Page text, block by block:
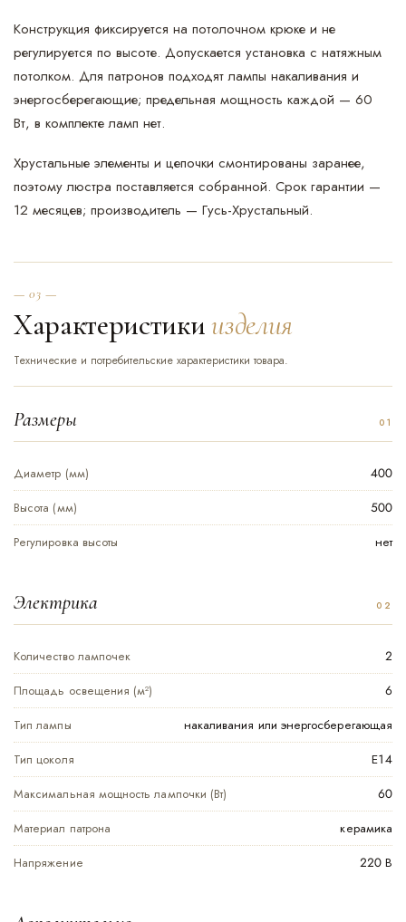
Конструкция фиксируется на потолочном крюке и не
регулируется по высоте. Допускается установка с натяжным
потолком. Для патронов подходят лампы накаливания и
энергосберегающие; предельная мощность каждой — 60
Вт, в комплекте ламп нет.
Хрустальные элементы и цепочки смонтированы заранее,
поэтому люстра поставляется собранной. Срок гарантии —
12 месяцев; производитель — Гусь-Хрустальный.
— 03 —
Характеристикиизделия
Технические и потребительские характеристики товара.
Размеры
Диаметр (мм)
400
Высота (мм)
500
Регулировка высоты
нет
Электрика
Количество лампочек
2
Площадь освещения (м²)
6
Тип лампы
накаливания или энергосберегающая
Тип цоколя
Е14
Максимальная мощность лампочки (Вт)
60
Материал патрона
керамика
Напряжение
220 В